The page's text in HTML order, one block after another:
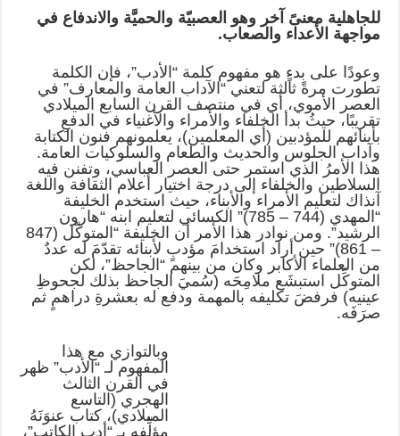
للجاهلية معنىً آخر وهو العصبيّة والحميَّة والاندفاع في
مواجهة الأعداء والصعاب.
وعودًا على بدءٍ هو مفهوم كلمة “الأدب”، فإن الكلمة
تطورت مرةً ثالثة لتعني “الآداب العامة والمعارف” في
العصر الأموي، أي في منتصف القرن السابع الميلادي
تقريبًا، حيثُ بدأ الخلفاء والأمراء والأغنياء في الدفعِ
بأبنائهم للمؤدبين (أي المعلمين)، يعلمونهم فنون الكتابة
وآداب الجلوس والحديث والطعام والسلوكيات العامة.
هذا الأمرُ الذي استمر حتى العصر العباسي، وتفنن فيه
السلاطين والخلفاء إلى درجة اختيار أعلام الثقافة واللغة
آنذاك لتعليم الأمراء والأبناء، حيث استخدم الخليفة
“المهدي (744 – 785)” الكسائي لتعليم ابنه “هارون
الرشيد”. ومن نوادر هذا الأمر أن الخليفة “المتوكّل (847
– 861)” حين أراد استخدامَ مؤدبٍ لأبنائه تقدّمَ له عددٌ
من العلماء الأكابر وكان من بينهم “الجاحظ”، لكن
المتوكِّل استبشَع ملامِحَه (سُميَ الجاحظ بذلك لجحوظِ
عينيه) فرفضَ تكليفه بالمهمة ودفع له بعشرةِ دراهمٍ ثم
صرَفَه.
وبالتوازي مع هذا
المفهوم لـ “الأدب” ظهر
في القرن الثالث
الهجري (التاسع
الميلادي)، كتاب عنوَنَهُ
مؤلِّفه بـ “أدب الكاتب”،